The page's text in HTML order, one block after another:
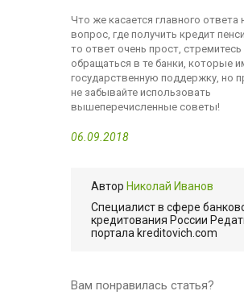
Что же касается главного ответа
вопрос, где получить кредит
то ответ очень прост, стремитесь
обращаться в те банки, которые
государственную поддержку, но
не забывайте использовать
вышеперечисленные советы!
06.09.2018
Автор Николай Иванов
Cпециалист в сфере
кредитования России
портала kreditovich.com
Вам понравилась статья?